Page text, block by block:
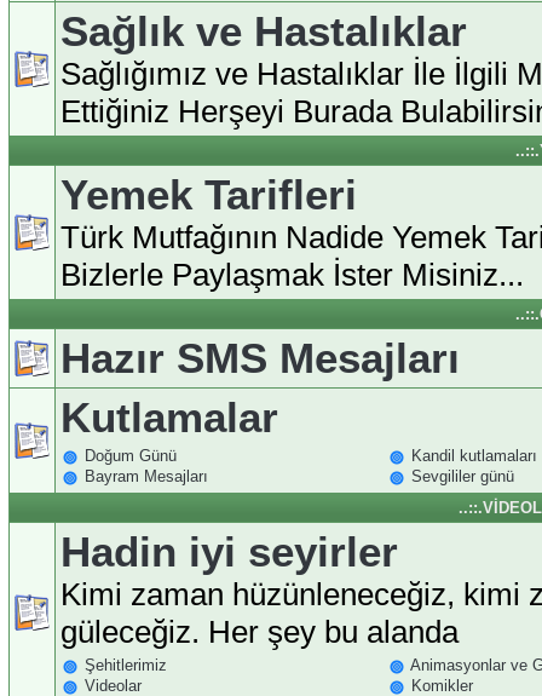
Sağlık ve Hastalıklar
Sağlığımız ve Hastalıklar İle İlgili
Ettiğiniz Herşeyi Burada
Yemek Tarifleri
Türk Mutfağının Nadide Yemek
Bizlerle Paylaşmak İster Misiniz...
Hazır SMS Mesajları
Kutlamalar
Doğum Günü
Kandil kutlamaları
Bayram Mesajları
Sevgililer günü
Hadin iyi seyirler
Kimi zaman hüzünleneceğiz, kimi
güleceğiz. Her şey bu alanda
Şehitlerimiz
Animasyonlar ve
Videolar
Komikler